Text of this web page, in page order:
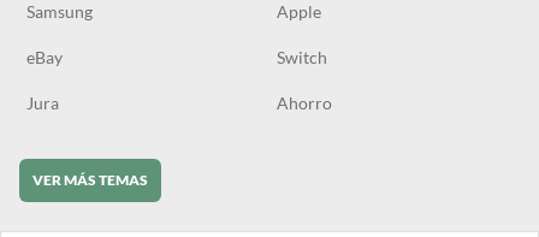
Samsung Apple
eBay Switch
Jura Ahorro
VER MÁS TEMAS